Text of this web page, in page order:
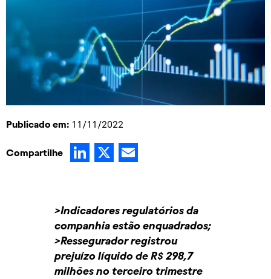
Publicado em: 11/11/2022
Compartilhe LinkedIn
X
>Indicadores regulatórios da
companhia estão enquadrados;
>Ressegurador registrou
prejuízo líquido de R$ 298,7
milhões no terceiro trimestre